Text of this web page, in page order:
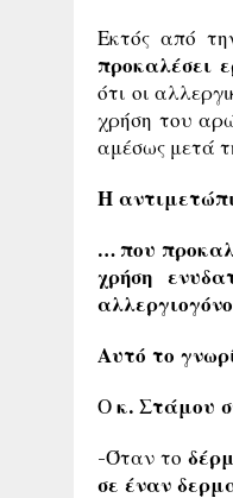
Εκτός από
προκαλέσει
ότι οι
χρήση του
αμέσως μετά
Η
… που
χρήση
Αυτό το
Οκ. Στάμου
-Όταν το
σε έναν